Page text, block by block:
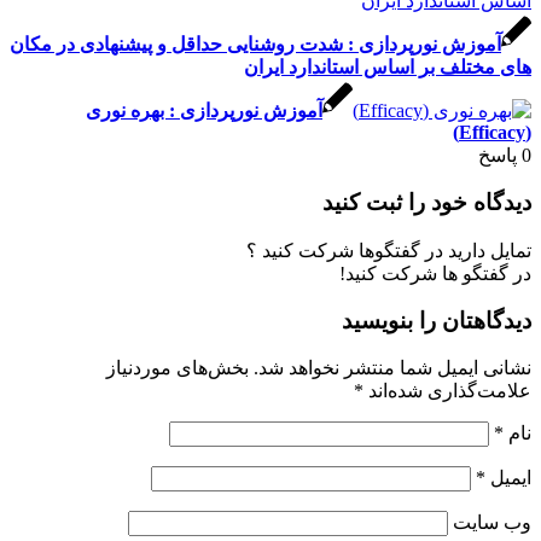
آموزش نورپردازی : شدت روشنایی حداقل و پیشنهادی در مکان
های مختلف بر اساس استاندارد ایران
آموزش نورپردازی : بهره نوری
(Efficacy)
0 پاسخ
دیدگاه خود را ثبت کنید
تمایل دارید در گفتگوها شرکت کنید ؟
در گفتگو ها شرکت کنید!
دیدگاهتان را بنویسید
نشانی ایمیل شما منتشر نخواهد شد. بخش‌های موردنیاز
علامت‌گذاری شده‌اند *
نام *
ایمیل *
وب‌ سایت